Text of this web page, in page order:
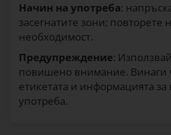
Начин на употреба:
засегнатите зони; повторете
необходимост.
Предупреждение:
повишено внимание. Винаги
етикетата и информацията за
употреба.